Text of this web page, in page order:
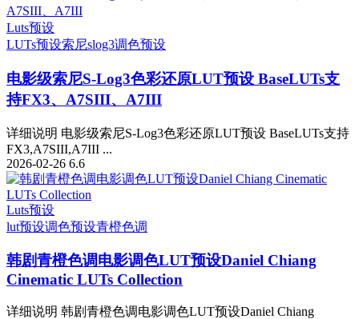
Luts预设
LUTs预设索尼slog3调色预设
电影级索尼S-Log3色彩还原LUT预设 BaseLUTs支
持FX3、A7SIII、A7III
详细说明 电影级索尼S-Log3色彩还原LUT预设 BaseLUTs支持
FX3,A7SIII,A7III ...
2026-02-26 6.6
Luts预设
lut预设调色预设青橙色调
韩剧青橙色调电影调色LUT预设Daniel Chiang
Cinematic LUTs Collection
详细说明 韩剧青橙色调电影调色LUT预设Daniel Chiang